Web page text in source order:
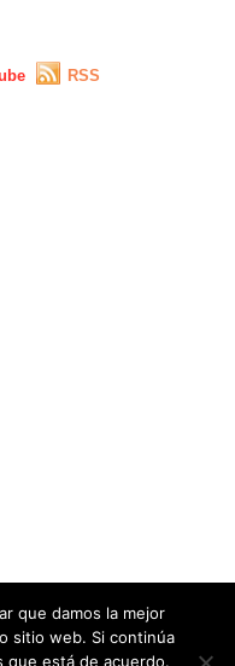
RSS
que damos la mejor
sitio web. Si continúa
que está de acuerdo.